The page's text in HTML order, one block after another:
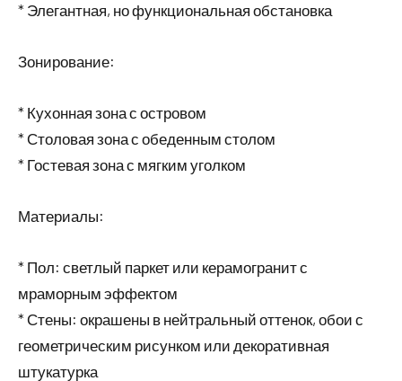
* Элегантная, но функциональная обстановка
Зонирование:
* Кухонная зона с островом
* Столовая зона с обеденным столом
* Гостевая зона с мягким уголком
Материалы:
* Пол: светлый паркет или керамогранит с
мраморным эффектом
* Стены: окрашены в нейтральный оттенок, обои с
геометрическим рисунком или декоративная
штукатурка